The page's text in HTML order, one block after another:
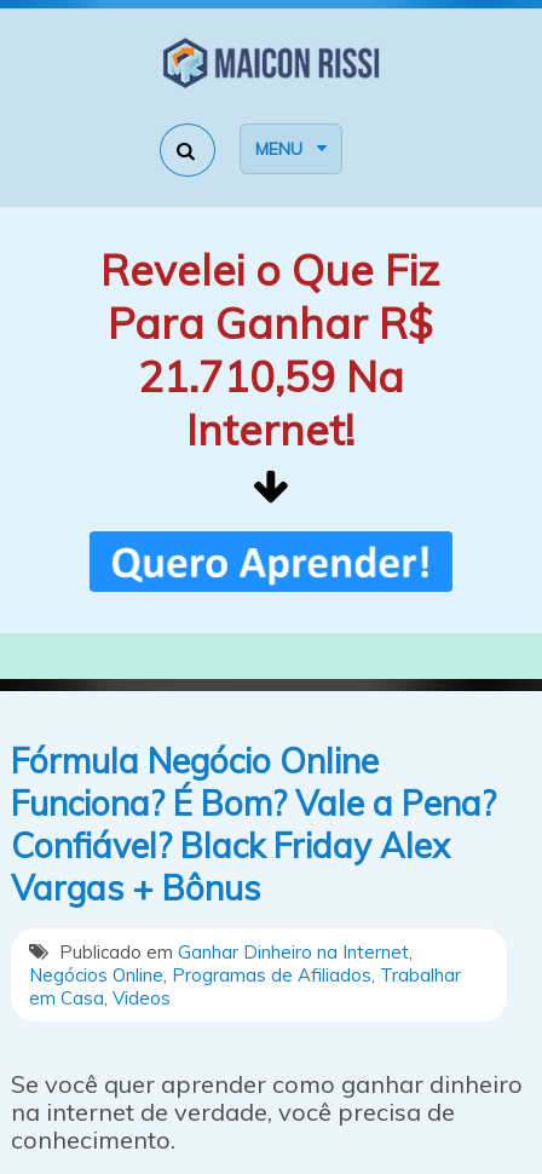
MENU
Revelei o Que Fiz
Para Ganhar R$
21.710,59 Na
Internet!
Fórmula Negócio Online
Funciona? É Bom? Vale a Pena?
Confiável? Black Friday Alex
Vargas + Bônus
Publicado em Ganhar Dinheiro na Internet,
Negócios Online Programas de Afiliados Trabalhar
em Casa Videos
Se você quer aprender como ganhar dinheiro
na internet de verdade, você precisa de
conhecimento.